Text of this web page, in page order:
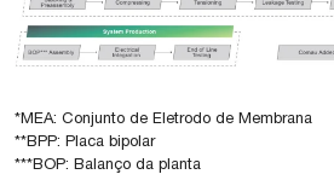
*MEA: Conjunto de Eletrodo de Membrana
**BPP: Placa bipolar
***BOP: Balanço da planta